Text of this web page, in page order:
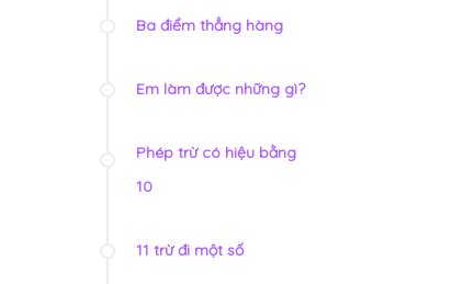
Ba điểm thẳng hàng
Em làm được những gì?
Phép trừ có hiệu bằng
10
11 trừ đi một số